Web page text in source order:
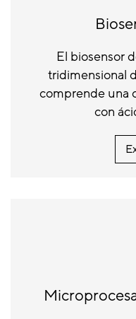
El biosensor
tridimensional
comprende una
con